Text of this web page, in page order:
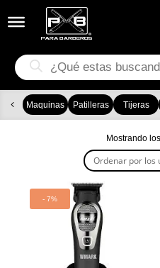
Búsqueda
de
productos
Maquinas Patilleras Tijeras
Mostrando
- 7%